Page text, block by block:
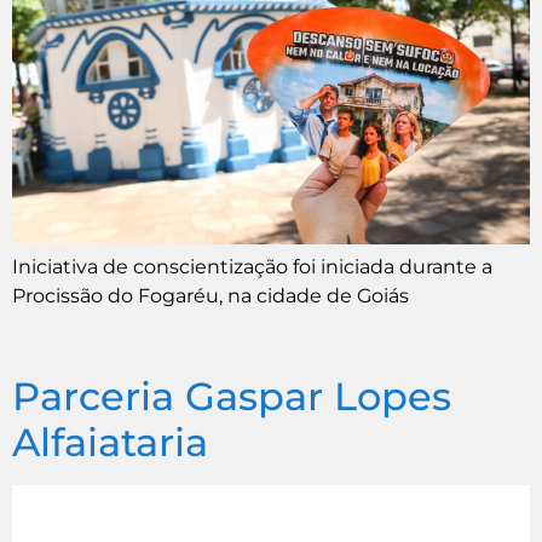
Iniciativa de conscientização foi iniciada durante a
Procissão do Fogaréu, na cidade de Goiás
Parceria Gaspar Lopes
Alfaiataria